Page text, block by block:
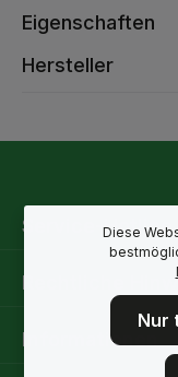
Eigenschaften
Hersteller
Service-Hotline
Rechtliche
Informationen
Diese
Nur